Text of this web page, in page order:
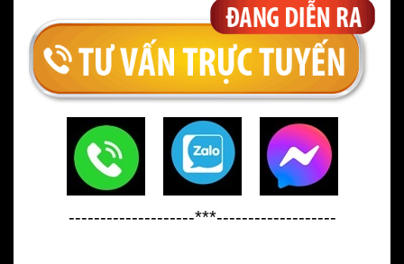
--------------------***-------------------